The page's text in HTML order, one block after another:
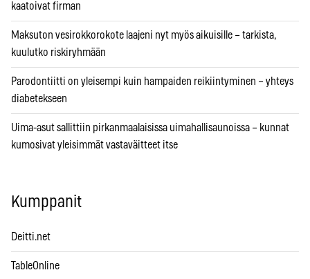
kaatoivat firman
Maksuton vesirokkorokote laajeni nyt myös aikuisille – tarkista,
kuulutko riskiryhmään
Parodontiitti on yleisempi kuin hampaiden reikiintyminen – yhteys
diabetekseen
Uima-asut sallittiin pirkanmaalaisissa uimahallisaunoissa – kunnat
kumosivat yleisimmät vastaväitteet itse
Kumppanit
Deitti.net
TableOnline